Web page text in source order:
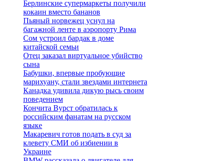
Берлинские супермаркеты получили
кокаин вместо бананов
Пьяный норвежец уснул на
багажной ленте в аэропорту Рима
Сом устроил бардак в доме
китайской семьи
Отец заказал виртуальное убийство
сына
Бабушки, впервые пробующие
марихуану, стали звездами интернета
Канадка удивила дикую рысь своим
поведением
Кончита Вурст обратилась к
российским фанатам на русском
языке
Макаревич готов подать в суд за
клевету СМИ об избиении в
Украине